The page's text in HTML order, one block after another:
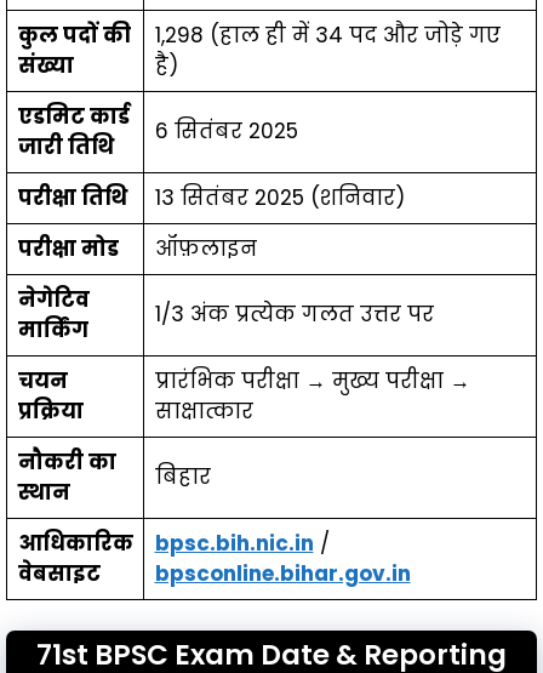
कुल पदों की
संख्या
1,298 (हाल ही में 34 पद और जोड़े गए
है)
एडमिट कार्ड
जारी तिथि
6 सितंबर 2025
परीक्षा तिथि
13 सितंबर 2025 (शनिवार)
परीक्षा मोड
ऑफ़लाइन
नेगेटिव
मार्किंग
1/3 अंक प्रत्येक गलत उत्तर पर
चयन
प्रक्रिया
प्रारंभिक परीक्षा → मुख्य परीक्षा →
साक्षात्कार
नौकरी का
स्थान
बिहार
आधिकारिक
वेबसाइट
bpsc.bih.nic.in /
bpsconline.bihar.gov.in
71st BPSC Exam Date & Reporting